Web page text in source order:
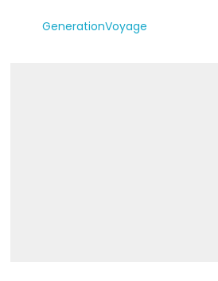
GenerationVoyage